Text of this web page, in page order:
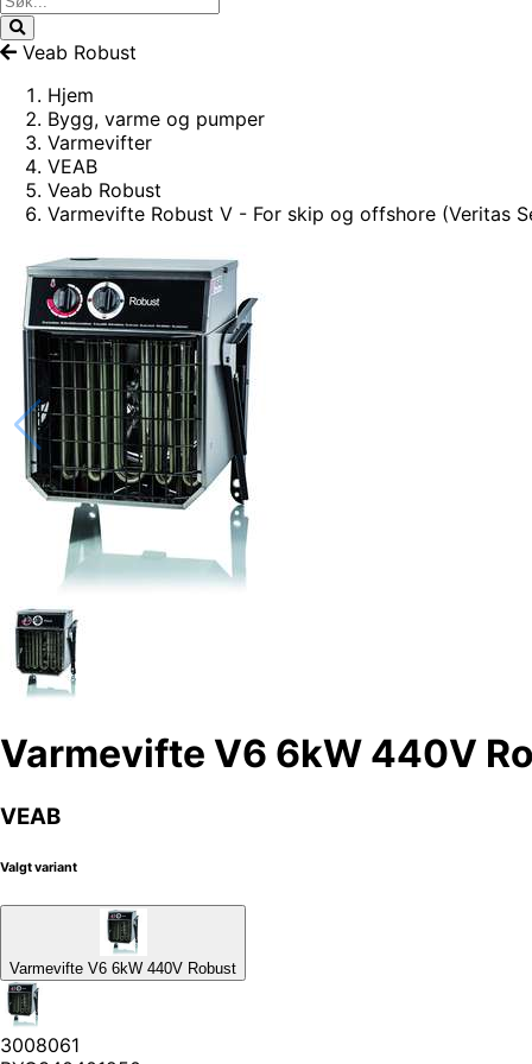
Veab Robust
Hjem
Bygg, varme og pumper
Varmevifter
VEAB
Veab Robust
Varmevifte Robust V - For skip og offshore (Veritas
Varmevifte V6 6kW 440V
VEAB
Valgt variant
Varmevifte V6 6kW 440V Robust
3008061